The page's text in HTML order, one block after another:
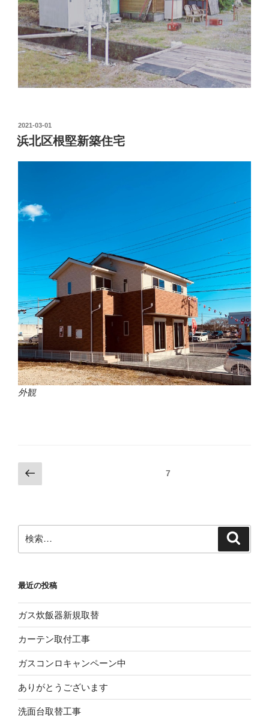
投
稿
日:
2021-03-01
浜北区根堅新築住宅
外観
投
稿
ー
ジ
り
前
の
ジ
固定ページ7
索:
最近の投稿
ガス炊飯器新規取替
カーテン取付工事
ガスコンロキャンペーン中
ありがとうございます
洗面台取替工事